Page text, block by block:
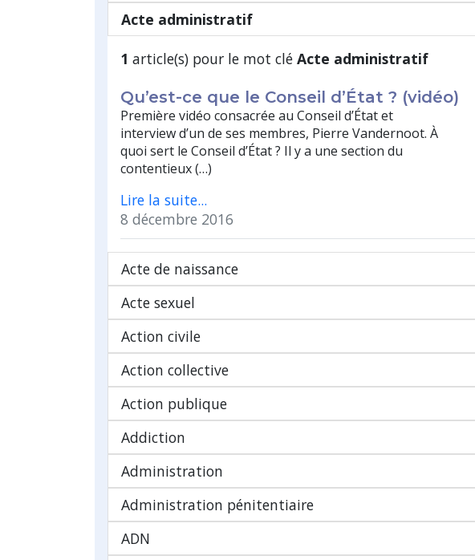
Acte administratif
1 article(s) pour le mot clé Acte administratif
Qu’est-ce que le Conseil d’État ? (vidéo)
Première vidéo consacrée au Conseil d’État et
interview d’un de ses membres, Pierre Vandernoot. À
quoi sert le Conseil d’État ? Il y a une section du
contentieux (…)
Lire la suite...
8 décembre 2016
Acte de naissance
Acte sexuel
Action civile
Action collective
Action publique
Addiction
Administration
Administration pénitentiaire
ADN